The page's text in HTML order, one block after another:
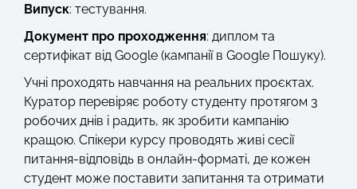
Випуск: тестування.
Документ про проходження: диплом та
сертифікат від Google (кампанії в Google Пошуку).
Учні проходять навчання на реальних проєктах.
Куратор перевіряє роботу студенту протягом 3
робочих днів і радить, як зробити кампанію
кращою. Спікери курсу проводять живі сесії
питання-відповідь в онлайн-форматі, де кожен
студент може поставити запитання та отримати